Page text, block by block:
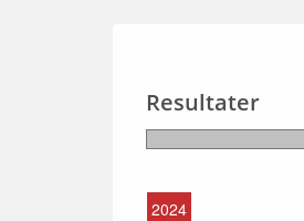
Resultater
2024